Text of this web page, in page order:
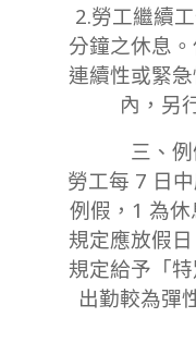
2.勞工繼續
分鐘之休息
連續性或緊
內，另
三、
勞工每 7 日
例假，1 為
規定應放假
規定給予「
出勤較為彈